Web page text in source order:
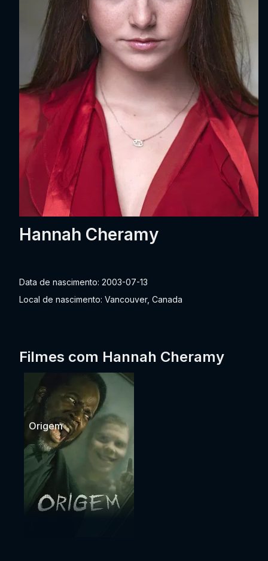
Hannah Cheramy
Data de nascimento: 2003-07-13
Local de nascimento: Vancouver, Canada
Filmes com Hannah Cheramy
Origem